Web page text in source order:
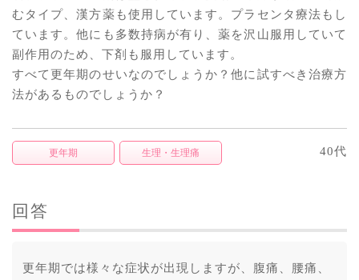
むタイプ、漢方薬も使用しています。プラセンタ療法もし
ています。他にも多数持病が有り、薬を沢山服用していて
副作用のため、下剤も服用しています。
すべて更年期のせいなのでしょうか？他に試すべき治療方
法があるものでしょうか？
更年期 生理・生理痛 40代
回答
更年期では様々な症状が出現しますが、腹痛、腰痛、